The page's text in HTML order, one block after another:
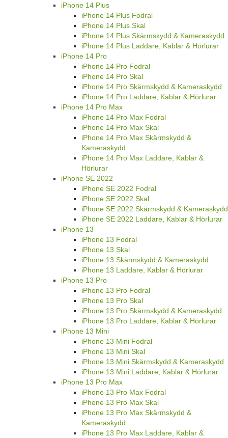
iPhone 14 Plus
iPhone 14 Plus Fodral
iPhone 14 Plus Skal
iPhone 14 Plus Skärmskydd & Kameraskydd
iPhone 14 Plus Laddare, Kablar & Hörlurar
iPhone 14 Pro
iPhone 14 Pro Fodral
iPhone 14 Pro Skal
iPhone 14 Pro Skärmskydd & Kameraskydd
iPhone 14 Pro Laddare, Kablar & Hörlurar
iPhone 14 Pro Max
iPhone 14 Pro Max Fodral
iPhone 14 Pro Max Skal
iPhone 14 Pro Max Skärmskydd &
Kameraskydd
iPhone 14 Pro Max Laddare, Kablar &
Hörlurar
iPhone SE 2022
iPhone SE 2022 Fodral
iPhone SE 2022 Skal
iPhone SE 2022 Skärmskydd & Kameraskydd
iPhone SE 2022 Laddare, Kablar & Hörlurar
iPhone 13
iPhone 13 Fodral
iPhone 13 Skal
iPhone 13 Skärmskydd & Kameraskydd
iPhone 13 Laddare, Kablar & Hörlurar
iPhone 13 Pro
iPhone 13 Pro Fodral
iPhone 13 Pro Skal
iPhone 13 Pro Skärmskydd & Kameraskydd
iPhone 13 Pro Laddare, Kablar & Hörlurar
iPhone 13 Mini
iPhone 13 Mini Fodral
iPhone 13 Mini Skal
iPhone 13 Mini Skärmskydd & Kameraskydd
iPhone 13 Mini Laddare, Kablar & Hörlurar
iPhone 13 Pro Max
iPhone 13 Pro Max Fodral
iPhone 13 Pro Max Skal
iPhone 13 Pro Max Skärmskydd &
Kameraskydd
iPhone 13 Pro Max Laddare, Kablar &